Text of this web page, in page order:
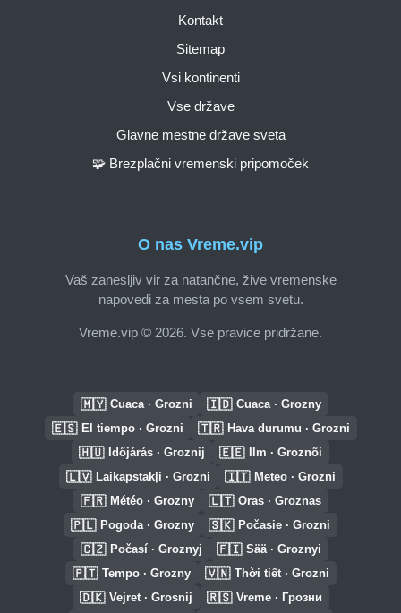
O nas Vreme.vip
Vaš zanesljiv vir za natančne, žive vremenske
napovedi za mesta po vsem svetu.
Vreme.vip © 2026. Vse pravice pridržane.
Kontakt
Sitemap
Vsi kontinenti
Vse države
Glavne mestne države sveta
🧩 Brezplačni vremenski pripomoček
🇲🇾 Cuaca · Grozni 🇮🇩 Cuaca · Grozny
🇪🇸 El tiempo · Grozni 🇹🇷 Hava durumu · Grozni
🇭🇺 Időjárás · Groznij 🇪🇪 Ilm · Groznõi
🇱🇻 Laikapstākļi · Grozni 🇮🇹 Meteo · Grozni
🇫🇷 Météo · Grozny 🇱🇹 Oras · Groznas
🇵🇱 Pogoda · Grozny 🇸🇰 Počasie · Grozni
🇨🇿 Počasí · Groznyj 🇫🇮 Sää · Groznyi
🇵🇹 Tempo · Grozny 🇻🇳 Thời tiết · Grozni
🇩🇰 Vejret · Grosnij 🇷🇸 Vreme · Грозни